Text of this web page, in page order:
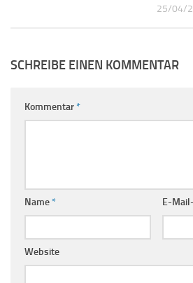
25/04/
SCHREIBE EINEN KOMMENTAR
Kommentar*
Name* E-
Website